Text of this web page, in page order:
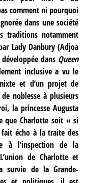
comment ni pourquoi
dans une société
traditions notamment
Lady Danbury (Adjoa
dans Queen
inclusive a vu le
et d’un projet de
noblesse à plusieurs
la princesse Augusta
que Charlotte soit « si
écho à la traite des
à l’inspection de la
de Charlotte et
survie de la Grande-